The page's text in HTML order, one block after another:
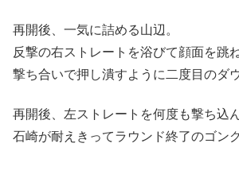
再開後、一気に詰める山辺。
反撃の右ストレートを浴びて顔面を跳
撃ち合いで押し潰すように二度目のダ
再開後、左ストレートを何度も撃ち込
石崎が耐えきってラウンド終了のゴング